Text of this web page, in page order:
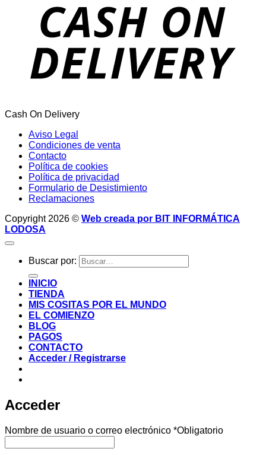
Cash On Delivery
Aviso Legal
Condiciones de venta
Contacto
Política de cookies
Política de privacidad
Formulario de Desistimiento
Reclamaciones
Copyright 2026 © Web creada por BIT INFORMÁTICA
LODOSA
Buscar por:
INICIO
TIENDA
MIS COSITAS POR EL MUNDO
EL COMIENZO
BLOG
PAGOS
CONTACTO
Acceder / Registrarse
Acceder
Nombre de usuario o correo electrónico *Obligatorio